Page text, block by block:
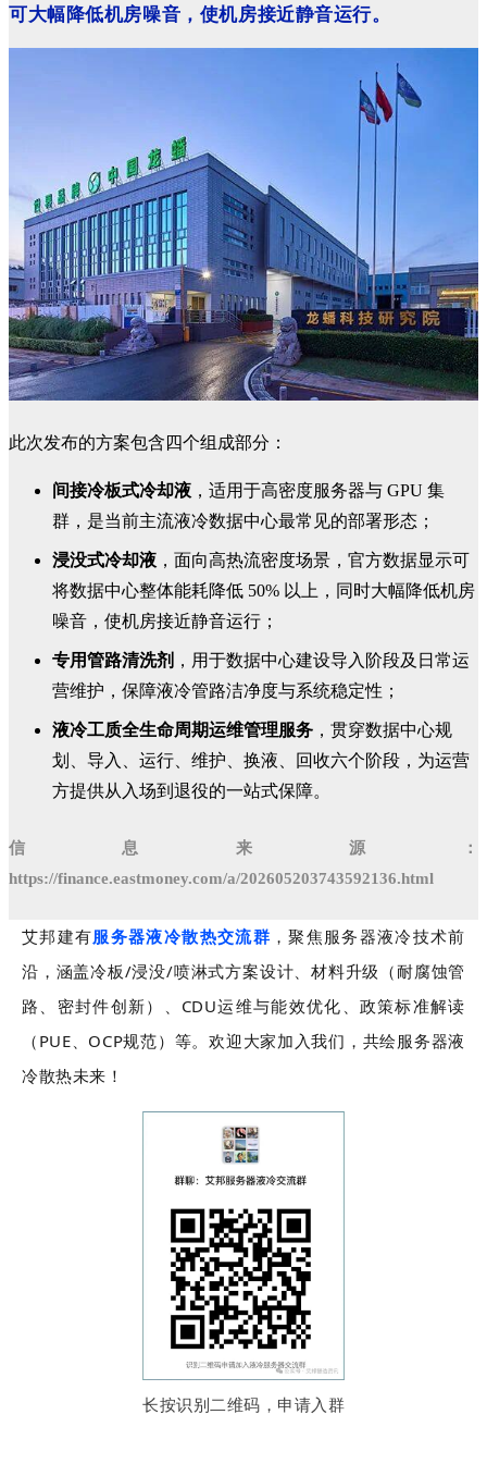
可大幅降低机房噪音，使机房接近静音运行。
此次发布的方案包含四个组成部分：
间接冷板式冷却液 ，适用于高密度服务器与 GPU 集
群，是当前主流液冷数据中心最常见的部署形态；
浸没式冷却液 ，面向高热流密度场景，官方数据显示可
将数据中心整体能耗降低 50% 以上，同时大幅降低机房
噪音，使机房接近静音运行；
专用管路清洗剂 ，用于数据中心建设导入阶段及日常运
营维护，保障液冷管路洁净度与系统稳定性；
液冷工质全生命周期运维管理服务 ，贯穿数据中心规
划、导入、运行、维护、换液、回收六个阶段，为运营
方提供从入场到退役的一站式保障。
信息来源：
https://finance.eastmoney.com/a/202605203743592136.html
艾邦建有服务器液冷散热交流群 ，聚焦服务器液冷技术前
沿，涵盖冷板/浸没/喷淋式方案设计、材料升级（耐腐蚀管
路、密封件创新）、CDU运维与能效优化、政策标准解读
（PUE、OCP规范）等。欢迎大家加入我们，共绘服务器液
冷散热未来！
长按识别二维码，申请入群